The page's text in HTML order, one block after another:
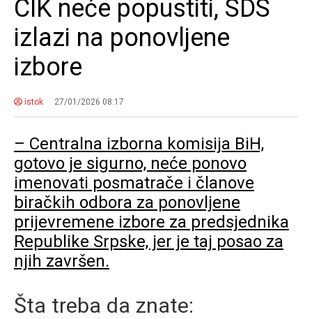
CIK neće popustiti, SDS
izlazi na ponovljene
izbore
istok 27/01/2026 08:17
– Centralna izborna komisija BiH,
gotovo je sigurno, neće ponovo
imenovati posmatrače i članove
biračkih odbora za ponovljene
prijevremene izbore za predsjednika
Republike Srpske, jer je taj posao za
njih završen.
Šta treba da znate: